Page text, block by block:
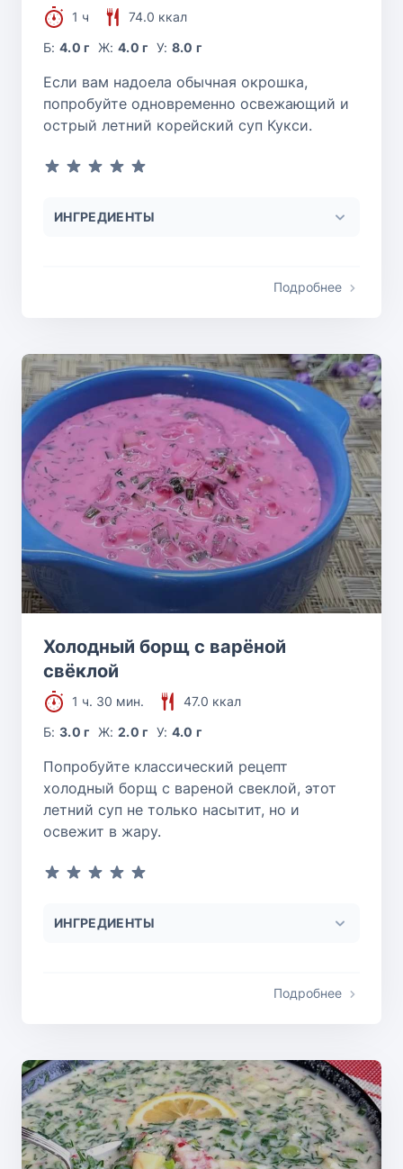
1 ч
74.0 ккал
Б:4.0 г Ж: 4.0 г У: 8.0 г
Если вам надоела обычная окрошка,
попробуйте одновременно освежающий и
острый летний корейский суп Кукси.
ИНГРЕДИЕНТЫ
Подробнее
Холодный борщ с варёной
свёклой
1 ч. 30 мин.
47.0 ккал
Б:3.0 г Ж: 2.0 г У: 4.0 г
Попробуйте классический рецепт
холодный борщ с вареной свеклой, этот
летний суп не только насытит, но и
освежит в жару.
ИНГРЕДИЕНТЫ
Подробнее